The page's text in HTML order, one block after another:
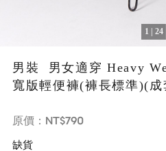
1 | 24
男裝 男女適穿 Heavy
寬版輕便褲(褲長標準)(
原價： NT$790
缺貨